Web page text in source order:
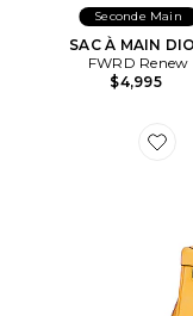
Seconde Main
SAC À MAIN
FWRD Renew
$4,995